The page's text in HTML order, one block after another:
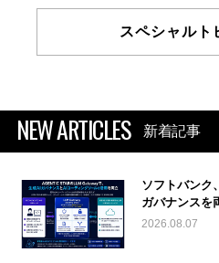
スペシャルト
NEW ARTICLES 新着記事
ソフトバンク
ガバナンスを
2026.08.07